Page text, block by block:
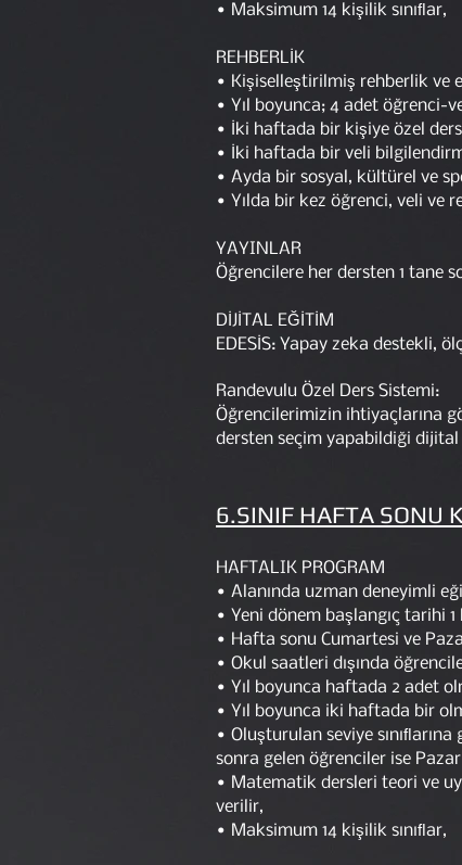
• Maksimum 14 kişilik sınıﬂar,
REHBERLİK
• Kişiselleştirilmiş rehberlik ve
• Yıl boyunca; 4 adet öğrenci-
• İki haftada bir kişiye özel
• İki haftada bir veli
• Ayda bir sosyal, kültürel ve
• Yılda bir kez öğrenci, veli ve
YAYINLAR
Öğrencilere her dersten 1 tane
DİJİTAL EĞİTİM
EDESİS: Yapay zeka destekli,
Randevulu Özel Ders Sistemi:
Öğrencilerimizin ihtiyaçlarına
dersten seçim yapabildiği
6.SINIF HAFTA SONU
HAFTALIK PROGRAM
• Alanında uzman deneyimli
• Yeni dönem başlangıç tarihi
• Hafta sonu Cumartesi ve
• Okul saatleri dışında
• Yıl boyunca haftada 2 adet
• Yıl boyunca iki haftada bir
• Oluşturulan seviye
sonra gelen öğrenciler ise
• Matematik dersleri teori ve
verilir,
• Maksimum 14 kişilik sınıﬂar,